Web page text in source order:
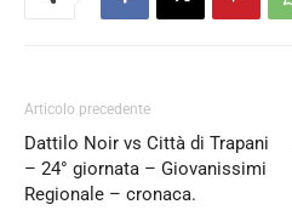
Articolo precedente
Dattilo Noir vs Città di Trapani
– 24° giornata – Giovanissimi
Regionale – cronaca.